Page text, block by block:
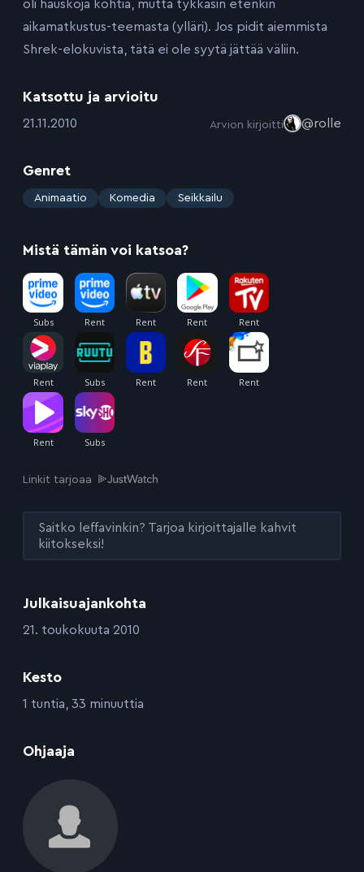
Julkaisuajankohta
:21. toukokuuta 2010
Kesto
:1 tuntia, 33 minuuttia
Ohjaaja
oli hauskoja kohtia, mutta tykkäsin etenkin
aikamatkustus-teemasta (ylläri). Jos pidit aiemmista
Shrek-elokuvista, tätä ei ole syytä jättää väliin.
Katsottu ja arvioitu
:21.11.2010 Arvion kirjoitti @rolle
Genret
: Animaatio Komedia Seikkailu
Mistä tämän voi katsoa?
Linkit tarjoaa
Saitko leffavinkin? Tarjoa kirjoittajalle kahvit
kiitokseksi!